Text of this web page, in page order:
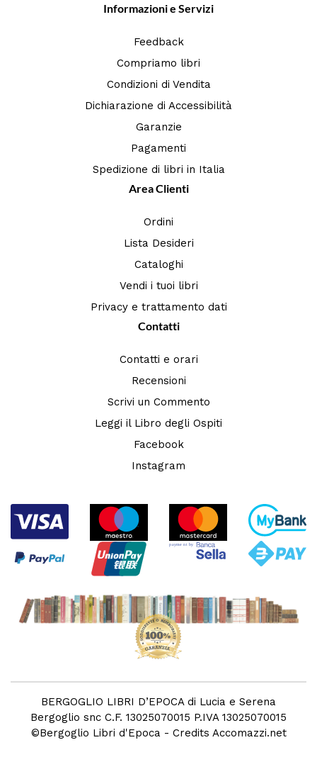
Informazioni e Servizi
Feedback
Compriamo libri
Condizioni di Vendita
Dichiarazione di Accessibilità
Garanzie
Pagamenti
Spedizione di libri in Italia
Area Clienti
Ordini
Lista Desideri
Cataloghi
Vendi i tuoi libri
Privacy e trattamento dati
Contatti
Contatti e orari
Recensioni
Scrivi un Commento
Leggi il Libro degli Ospiti
Facebook
Instagram
BERGOGLIO LIBRI D’EPOCA di Lucia e Serena
Bergoglio snc C.F. 13025070015 P.IVA 13025070015
©Bergoglio Libri d'Epoca - Credits Accomazzi.net